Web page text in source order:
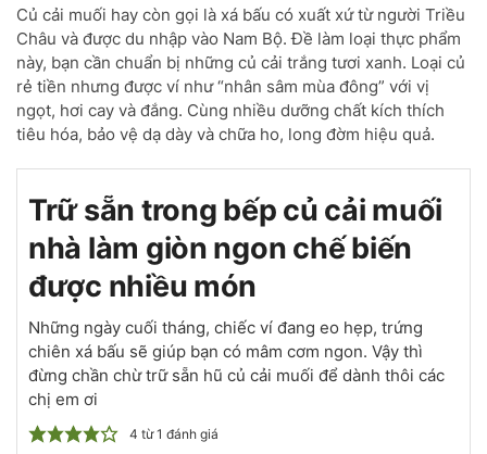
Củ cải muối hay còn gọi là xá bấu có xuất xứ từ người Triều
Châu và được du nhập vào Nam Bộ. Đề làm loại thực phẩm
này, bạn cần chuẩn bị những củ cải trắng tươi xanh. Loại củ
rẻ tiền nhưng được ví như “nhân sâm mùa đông” với vị
ngọt, hơi cay và đắng. Cùng nhiều dưỡng chất kích thích
tiêu hóa, bảo vệ dạ dày và chữa ho, long đờm hiệu quả.
Trữ sẵn trong bếp củ cải muối
nhà làm giòn ngon chế biến
được nhiều món
Những ngày cuối tháng, chiếc ví đang eo hẹp, trứng
chiên xá bấu sẽ giúp bạn có mâm cơm ngon. Vậy thì
đừng chần chừ trữ sẵn hũ củ cải muối để dành thôi các
chị em ơi
4 từ 1 đánh giá